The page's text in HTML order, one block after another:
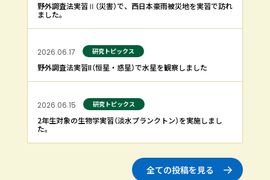
野外調査法実習Ⅱ（災害）で、西日本豪雨被災地を実習で訪れ
ました。
2026.06.17 研究トピックス
野外調査法実習II（恒星・惑星）で水星を観察しました
2026.06.15 研究トピックス
2年生対象の生物学実習（淡水プランクトン）を実施しまし
た。
全ての投稿を見る